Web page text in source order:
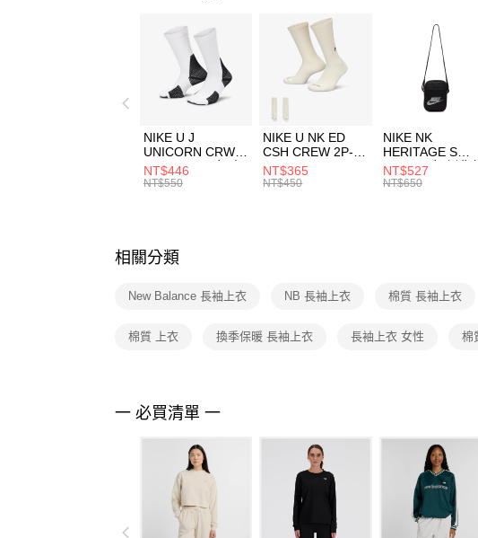
NIKE U J
UNICORN CRW
1PR -160 男女 中
統襪 FZ3393100
NT$446
NT$550
NIKE U NK ED
CSH CREW 2P-
144 EMBRDY 男
女 短統襪
NT$365
NT$450
NIKE NK
HERITAGE S
SMIT 男女 側背包
BA5871010
NT$527
NT$650
相關分類
New Balance 長袖上衣 NB 長袖上衣 棉質 長袖上衣
棉質 上衣 換季保暖 長袖上衣 長袖上衣 女性 棉
一 必買清單 一